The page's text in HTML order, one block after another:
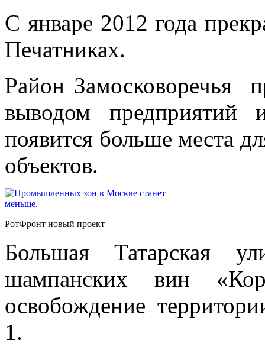
С январе 2012 года
Печатниках.
Район Замосковоречья
выводом предприятий
появится больше места
объектов.
РотФронт новый проект
Большая Татарская
шампанских вин
освобождение
1.